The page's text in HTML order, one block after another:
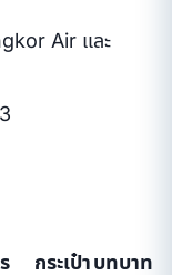
Air และ
กระเป๋าบทบาท